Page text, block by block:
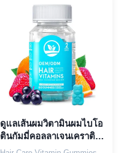
hair growth and counteract
hair loss with biotin-rich
formula. Product
Specifications Product Name
Hair Growth Capsules Main
Functions Hair Growth Main
Ingredient Biotin Shelf Life 24
months OEM/ODM Available
Sample Order Available
Payment Term T/T, Paypal,
Western Union Product
Images Product
ดูแลเส้นผมวิตามินผมไบโอ
ตินกัมมี่คอลลาเจนเคราติน
สนับสนุนป้องกันการแตกหัก